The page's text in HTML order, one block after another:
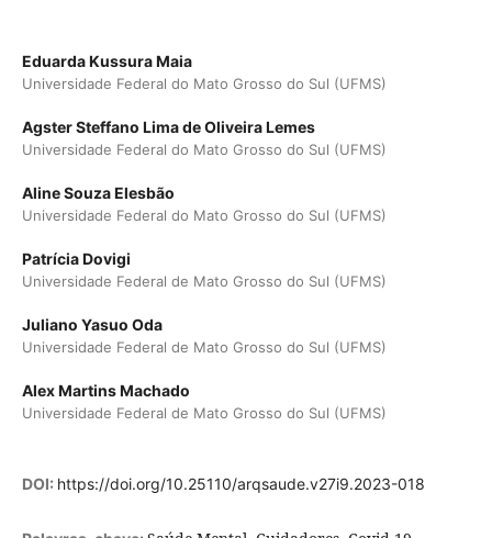
Eduarda Kussura Maia
Universidade Federal do Mato Grosso do Sul (UFMS)
Agster Steffano Lima de Oliveira Lemes
Universidade Federal do Mato Grosso do Sul (UFMS)
Aline Souza Elesbão
Universidade Federal do Mato Grosso do Sul (UFMS)
Patrícia Dovigi
Universidade Federal de Mato Grosso do Sul (UFMS)
Juliano Yasuo Oda
Universidade Federal de Mato Grosso do Sul (UFMS)
Alex Martins Machado
Universidade Federal de Mato Grosso do Sul (UFMS)
DOI: https://doi.org/10.25110/arqsaude.v27i9.2023-018